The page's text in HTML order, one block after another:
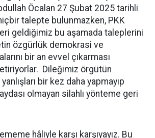
Öcalan 27 Şubat 2025 tarihli
talepte bulunmazken, PKK
geldiğimiz bu aşamada taleplerini
özgürlük demokrasi ve
bir an evvel çıkarması
Dileğimiz örgütün
bir kez daha yapmayıp
olmayan silahlı yönteme geri
hâliyle karşı karşıyayız. Bu